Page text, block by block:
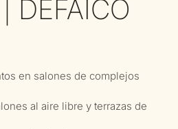
DEFAICO
en salones de complejos
al aire libre y terrazas de